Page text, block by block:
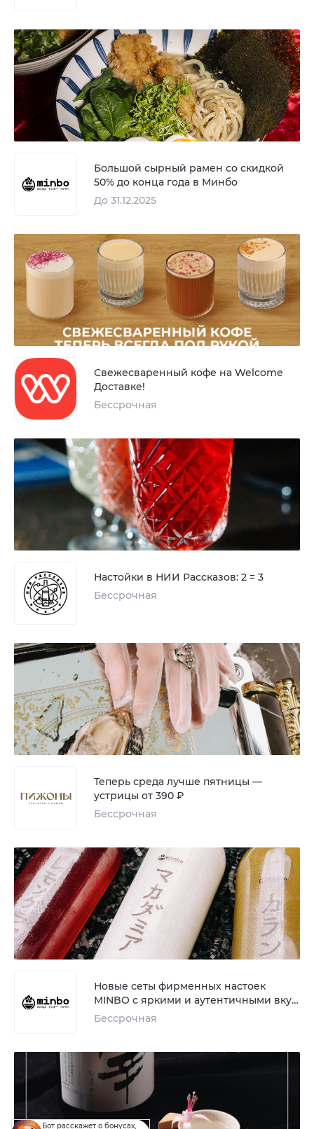
Большой сырный рамен со скидкой
50% до конца года в Минбо
До 31.12.2025
Свежесваренный кофе на Welcome
Доставке!
Бессрочная
Настойки в НИИ Рассказов: 2 = 3
Бессрочная
Теперь среда лучше пятницы —
устрицы от 390 ₽
Бессрочная
Новые сеты фирменных настоек
MINBO с яркими и аутентичными вку…
Бессрочная
Бот расскажет о бонусах,